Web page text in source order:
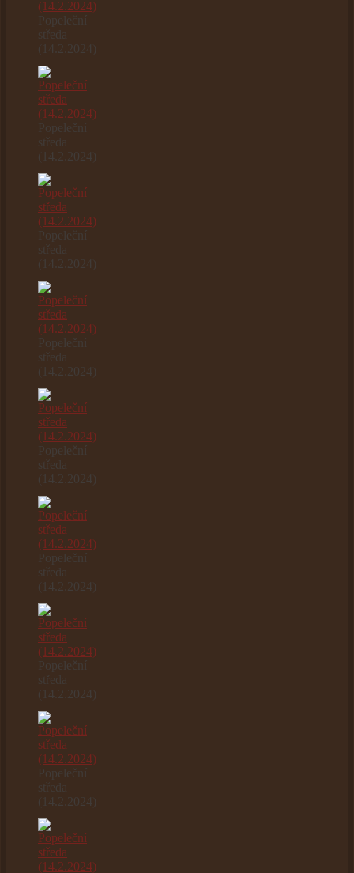
Popeleční
středa
(14.2.2024)
Popeleční
středa
(14.2.2024)
Popeleční
středa
(14.2.2024)
Popeleční
středa
(14.2.2024)
Popeleční
středa
(14.2.2024)
Popeleční
středa
(14.2.2024)
Popeleční
středa
(14.2.2024)
Popeleční
středa
(14.2.2024)